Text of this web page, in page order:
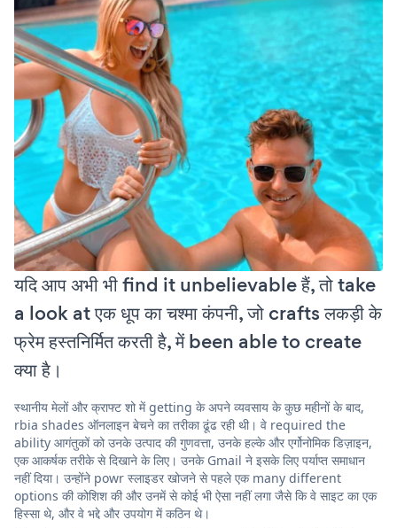
यदि आप अभी भी find it unbelievable हैं, तो take
a look at एक धूप का चश्मा कंपनी, जो crafts लकड़ी के
फ्रेम हस्तनिर्मित करती है, में been able to create
क्या है।
स्थानीय मेलों और क्राफ्ट शो में getting के अपने व्यवसाय के कुछ महीनों के बाद,
rbia shades ऑनलाइन बेचने का तरीका ढूंढ रही थी। वे required the
ability आगंतुकों को उनके उत्पाद की गुणवत्ता, उनके हल्के और एर्गोनोमिक डिज़ाइन,
एक आकर्षक तरीके से दिखाने के लिए। उनके Gmail ने इसके लिए पर्याप्त समाधान
नहीं दिया। उन्होंने powr स्लाइडर खोजने से पहले एक many different
options की कोशिश की और उनमें से कोई भी ऐसा नहीं लगा जैसे कि वे साइट का एक
हिस्सा थे, और वे भद्दे और उपयोग में कठिन थे।